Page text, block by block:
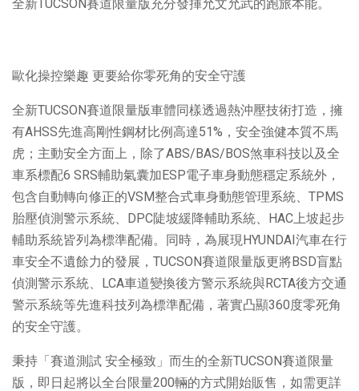
全新TUCSON賽道限量版充分發揮允文允武的跑旅本能。
歐化操控樂趣 更要給你零死角的安全守護
全新TUCSON賽道限量版車體同樣透過熱沖壓技術打造，擁
有AHSS先進高剛性鋼材比例高達51%，安全強健本質不馬
虎；主動安全方面上，除了ABS/BAS/BOS煞車科技以及全
車系標配6 SRS輔助氣囊加ESP電子車身動態穩定系統外，
包含自動轉向修正的VSM整合式車身動態管理系統、TPMS
胎壓偵測警示系統、DPC陡坡緩降輔助系統、HAC上坡起步
輔助系統皆列為標準配備。同時，為展現HYUNDAI汽車在行
車安全不遺餘力的發展，TUCSON賽道限量版更將BSD盲點
偵測警示系統、LCA車道變換後方警示系統與RCTA後方交通
警示系統等先進科技列為標準配備，著實凸顯360度零死角
的安全守護。
秉持「賽道測試 安全極致」而生的全新TUCSON賽道限量
版，即日起將以全台限量200輛的方式開始販售，如需更詳